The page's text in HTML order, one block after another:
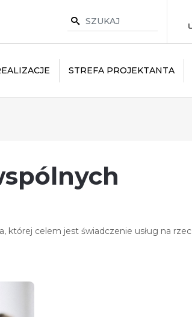
STREFA PROJEKTANTA
celem jest świadczenie usług na